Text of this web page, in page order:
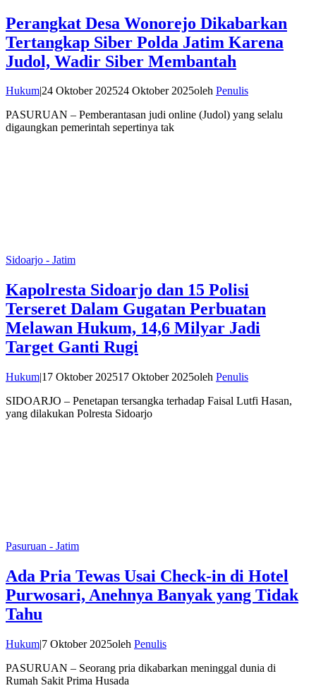
Perangkat Desa Wonorejo Dikabarkan
Tertangkap Siber Polda Jatim Karena
Judol, Wadir Siber Membantah
Hukum|24 Oktober 202524 Oktober 2025oleh Penulis
PASURUAN – Pemberantasan judi online (Judol) yang selalu
digaungkan pemerintah sepertinya tak
Sidoarjo - Jatim
Kapolresta Sidoarjo dan 15 Polisi
Terseret Dalam Gugatan Perbuatan
Melawan Hukum, 14,6 Milyar Jadi
Target Ganti Rugi
Hukum|17 Oktober 202517 Oktober 2025oleh Penulis
SIDOARJO – Penetapan tersangka terhadap Faisal Lutfi Hasan,
yang dilakukan Polresta Sidoarjo
Pasuruan - Jatim
Ada Pria Tewas Usai Check-in di Hotel
Purwosari, Anehnya Banyak yang Tidak
Tahu
Hukum|7 Oktober 2025oleh Penulis
PASURUAN – Seorang pria dikabarkan meninggal dunia di
Rumah Sakit Prima Husada